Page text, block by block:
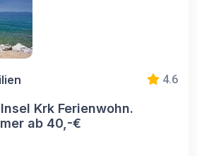
4.6
Krk Ferienwohn.
ab 40,-€